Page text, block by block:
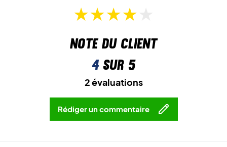
Note du client
4 sur 5
2 évaluations
Rédiger un commentaire